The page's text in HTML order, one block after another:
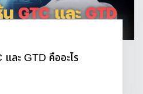
ละ GTD คืออะไร